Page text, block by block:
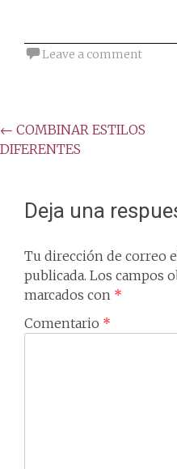
Leave a comment
Post
navigation
← COMBINAR ESTILOS
DIFERENTES
Deja una
Tu dirección de correo
publicada. Los campos
marcados con *
Comentario *